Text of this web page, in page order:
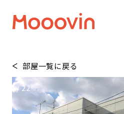
部屋一覧に戻る
1 /22